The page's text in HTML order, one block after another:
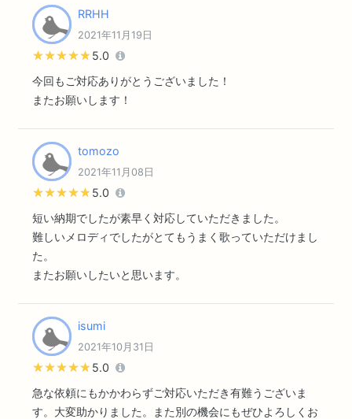
RRHH
2021年11月19日
★★★★★
★★★★★ 5.0
今回もご対応ありがとうございました！
またお願いします！
tomozo
2021年11月08日
★★★★★
★★★★★ 5.0
短い納期でしたが素早く対応していただきました。
難しいメロディでしたがとてもうまく歌っていただけまし
た。
またお願いしたいと思います。
isumi
2021年10月31日
★★★★★
★★★★★ 5.0
急な依頼にもかかわらずご対応いただき有難うございま
す。大変助かりました。また別の機会にもぜひよろしくお